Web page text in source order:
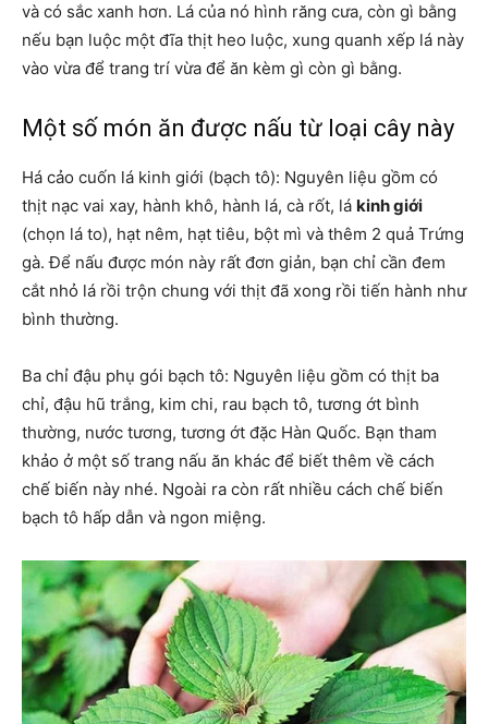
và có sắc xanh hơn. Lá của nó hình răng cưa, còn gì bằng
nếu bạn luộc một đĩa thịt heo luộc, xung quanh xếp lá này
vào vừa để trang trí vừa để ăn kèm gì còn gì bằng.
Một số món ăn được nấu từ loại cây này
Há cảo cuốn lá kinh giới (bạch tô): Nguyên liệu gồm có
thịt nạc vai xay, hành khô, hành lá, cà rốt, lá kinh giới
(chọn lá to), hạt nêm, hạt tiêu, bột mì và thêm 2 quả Trứng
gà. Để nấu được món này rất đơn giản, bạn chỉ cần đem
cắt nhỏ lá rồi trộn chung với thịt đã xong rồi tiến hành như
bình thường.
Ba chỉ đậu phụ gói bạch tô: Nguyên liệu gồm có thịt ba
chỉ, đậu hũ trắng, kim chi, rau bạch tô, tương ớt bình
thường, nước tương, tương ớt đặc Hàn Quốc. Bạn tham
khảo ở một số trang nấu ăn khác để biết thêm về cách
chế biến này nhé. Ngoài ra còn rất nhiều cách chế biến
bạch tô hấp dẫn và ngon miệng.